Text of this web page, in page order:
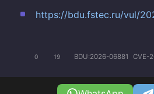
https://bdu.fstec.ru/vul/
0 19 BDU:2026-06881 CVE-